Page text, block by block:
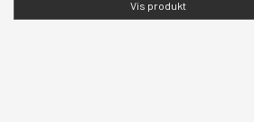
Vis produkt